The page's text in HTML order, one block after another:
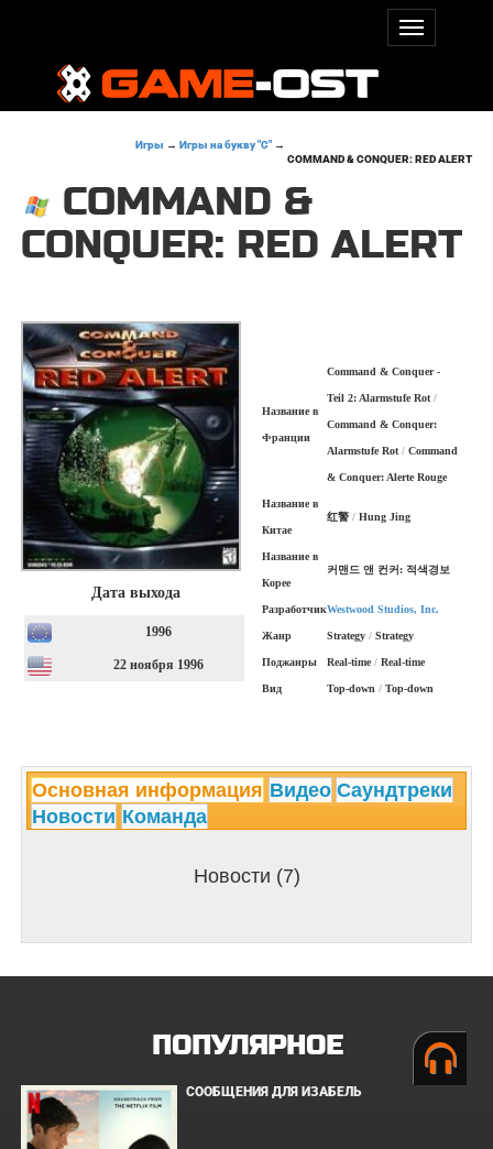
Игры → Игры на букву "C"→
COMMAND & CONQUER: RED ALERT
COMMAND &
CONQUER: RED ALERT
Дата выхода
1996
22 ноября 1996
Название в
Франции
Command & Conquer -
Teil 2: Alarmstufe Rot/
Command & Conquer:
Alarmstufe Rot/ Command
& Conquer: Alerte Rouge
Название в
Китае
红警/ Hung Jing
Название в
Корее
커맨드 앤 컨커: 적색경보
РазработчикWestwood Studios, Inc.
Жанр Strategy/ Strategy
Поджанры Real-time/ Real-time
Вид Top-down/ Top-down
Основная информация Видео Саундтреки
Новости Команда
Новости (7)
ПОПУЛЯРНОЕ
СООБЩЕНИЯ ДЛЯ ИЗАБЕЛЬ